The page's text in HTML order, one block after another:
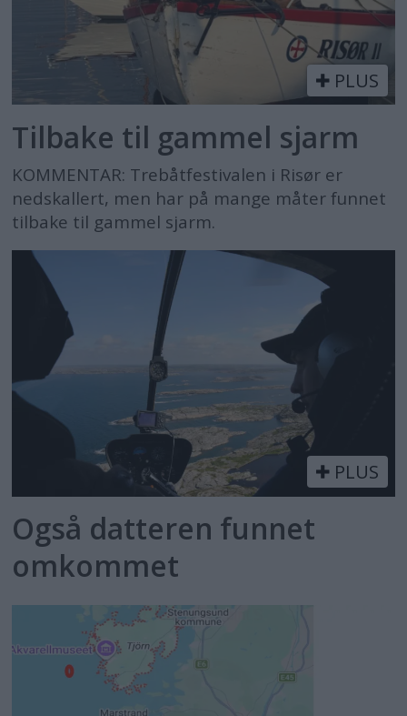
PLUS
Tilbake til gammel sjarm
KOMMENTAR: Trebåtfestivalen i Risør er
nedskallert, men har på mange måter funnet
tilbake til gammel sjarm.
PLUS
Også datteren funnet
omkommet